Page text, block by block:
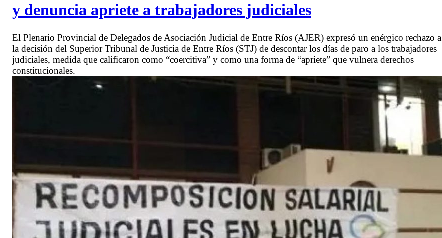
y denuncia apriete a trabajadores judiciales
El Plenario Provincial de Delegados de Asociación Judicial de Entre Ríos (AJER) expresó un enérgico rechazo a
la decisión del Superior Tribunal de Justicia de Entre Ríos (STJ) de descontar los días de paro a los trabajadores
judiciales, medida que calificaron como “coercitiva” y como una forma de “apriete” que vulnera derechos
constitucionales.